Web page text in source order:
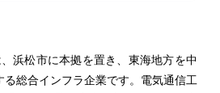
浜松市に本拠を置き、東海地方を中
総合インフラ企業です。電気通信工